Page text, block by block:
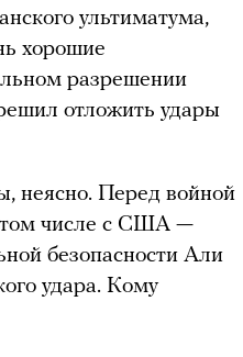
ультиматума,
хорошие
разрешении
отложить удары
неясно. Перед войной
том числе с США —
безопасности Али
удара. Кому